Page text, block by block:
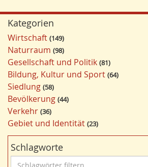
Kategorien
Wirtschaft 149
Naturraum 98
Gesellschaft und Politik 81
Bildung, Kultur und Sport 64
Siedlung 58
Bevölkerung 44
Verkehr 36
Gebiet und Identität 23
Schlagworte